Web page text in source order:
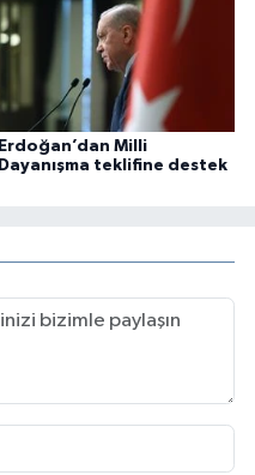
Erdoğan’dan Milli
Dayanışma teklifine destek